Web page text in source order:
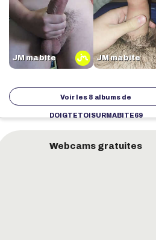
JM ma bite JM ma bite
Voir les 8 albums de
DOIGTETOISURMABITE69
Webcams gratuites